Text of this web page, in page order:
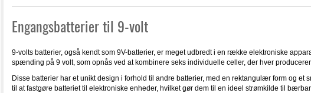
Engangsbatterier til 9-volt
9-volts batterier, også kendt som 9V-batterier, er meget udbredt i en række elektroniske
spænding på 9 volt, som opnås ved at kombinere seks individuelle celler, der hver
Disse batterier har et unikt design i forhold til andre batterier, med en rektangulær form og et
til at fastgøre batteriet til elektroniske enheder, hvilket gør dem til en ideel strømkilde til